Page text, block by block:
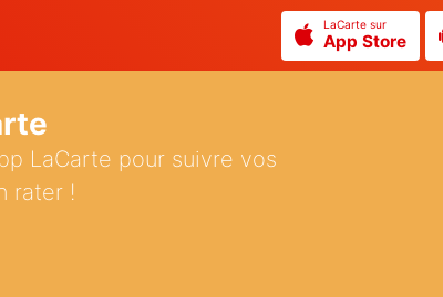
LaCarte sur
App Store
LaCarte pour suivre vos
rater !